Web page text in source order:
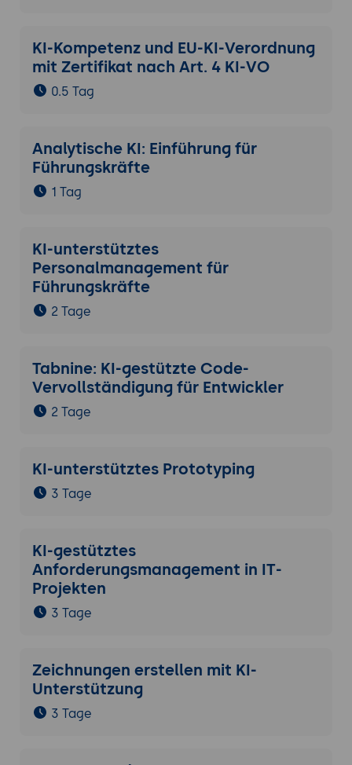
KI-Kompetenz und EU-KI-Verordnung
mit Zertifikat nach Art. 4 KI-VO
0.5 Tag
Analytische KI: Einführung für
Führungskräfte
1 Tag
KI-unterstütztes
Personalmanagement für
Führungskräfte
2 Tage
Tabnine: KI-gestützte Code-
Vervollständigung für Entwickler
2 Tage
KI-unterstütztes Prototyping
3 Tage
KI-gestütztes
Anforderungsmanagement in IT-
Projekten
3 Tage
Zeichnungen erstellen mit KI-
Unterstützung
3 Tage